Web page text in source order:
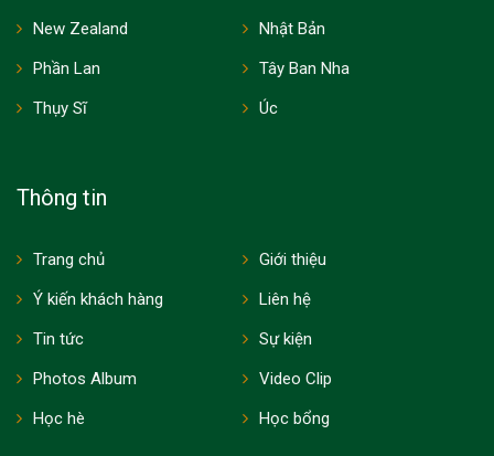
New Zealand
Nhật Bản
Phần Lan
Tây Ban Nha
Thụy Sĩ
Úc
Thông tin
Trang chủ
Giới thiệu
Ý kiến khách hàng
Liên hệ
Tin tức
Sự kiện
Photos Album
Video Clip
Học hè
Học bổng